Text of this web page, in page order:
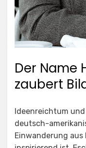
Der Name
zaubert
Ideenreichtum
deutsch-
Einwanderung aus